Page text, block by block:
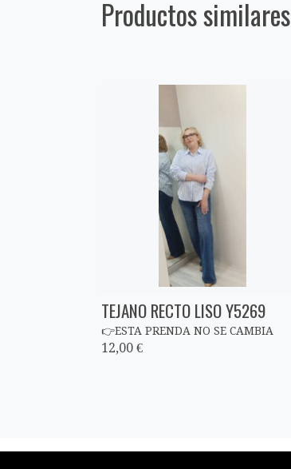
Productos similares
TEJANO RECTO LISO Y5269
👉ESTA PRENDA NO SE CAMBIA
12,00 €